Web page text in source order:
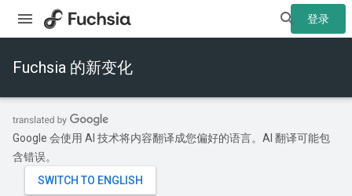
登录
Fuchsia 的新变化
Google 会使用 AI 技术将内容翻译成您偏好的语言。AI 翻译可能包
含错误。